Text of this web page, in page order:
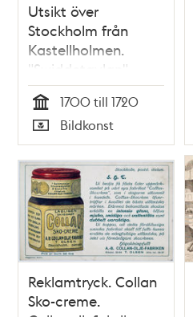
Utsikt över
Stockholm från
Kastellholmen.
"Swiddetavlan"
(efter Willem
Swiddes kopparstick
i Suecia antiqua)
Tid
1700 till 1720
Typ
Bildkonst
Reklamtryck. Collan
Sko-creme.